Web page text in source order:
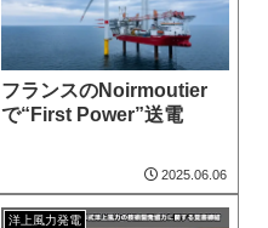
フランスのNoirmoutier
で“First Power”送電
2025.06.06
洋上風力発電